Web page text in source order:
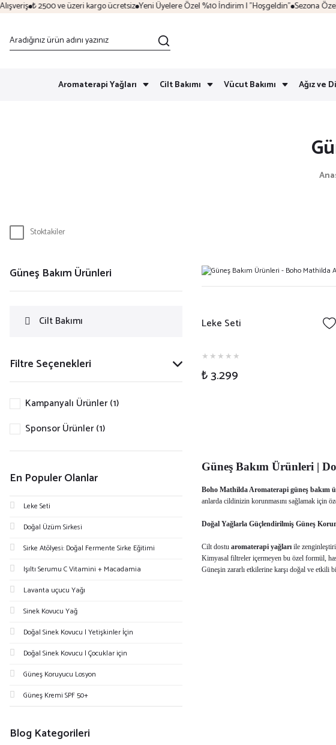
₺ 2500 ve üzeri kargo ücretsiz Yeni Üyelere Özel %10 İndirim | "Hoşgeldin" Sezona Özel
Aromaterapi Yağları Cilt Bakımı Vücut Bakımı Ağız ve
Stoktakiler
Güneş Bakım Ürünleri
Cilt Bakımı
Filtre Seçenekleri
Kampanyalı Ürünler (1)
Sponsor Ürünler (1)
En Populer Olanlar
Leke Seti
Doğal Üzüm Sirkesi
Sirke Atölyesi: Doğal Fermente Sirke Eğitimi
Işıltı Serumu C Vitamini + Macadamia
Lavanta uçucu Yağı
Sinek Kovucu Yağ
Doğal Sinek Kovucu | Yetişkinler İçin
Doğal Sinek Kovucu | Çocuklar için
Güneş Koruyucu Losyon
Güneş Kremi SPF 50+
Blog Kategorileri
Leke Seti
₺ 3.299
Güneş Bakım Ürünleri |
Boho Mathilda Aromaterapi güneş bakım
anlarda cildinizin korunmasını sağlamak için
Doğal Yağlarla Güçlendirilmiş Güneş
Cilt dostu aromaterapi yağları ile
Kimyasal filtreler içermeyen bu özel formül,
Güneşin zararlı etkilerine karşı doğal ve etkili